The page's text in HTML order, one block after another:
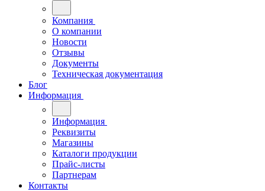
Компания
О компании
Новости
Отзывы
Документы
Техническая документация
Блог
Информация
Информация
Реквизиты
Магазины
Каталоги продукции
Прайс-листы
Партнерам
Контакты